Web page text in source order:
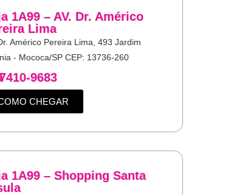
1A99 – AV. Dr. Américo
Lima
Américo Pereira Lima, 493 Jardim
- Mococa/SP CEP: 13736-260
9683
CHEGAR
1A99 – Shopping Santa